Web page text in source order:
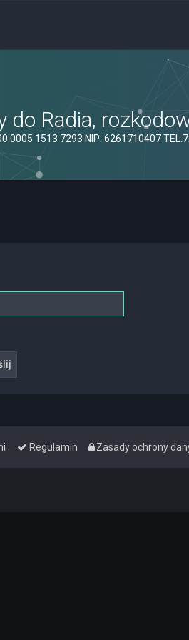
do Radia,
0005 1513 7293 NIP: 6261710407
Zasady ochrony
Regulamin